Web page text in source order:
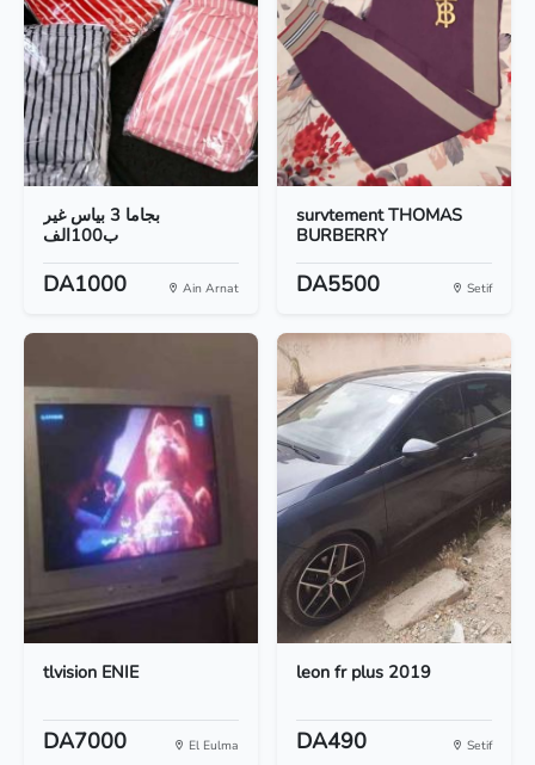
بجاما 3 بياس غير
ب100الف
DA1000 Ain Arnat
survtement THOMAS
BURBERRY
DA5500 Setif
tlvision ENIE
DA7000 El Eulma
leon fr plus 2019
DA490 Setif